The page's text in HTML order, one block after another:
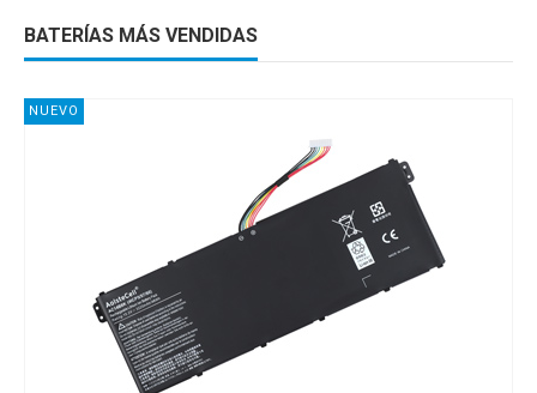
BATERÍAS MÁS VENDIDAS
NUEVO